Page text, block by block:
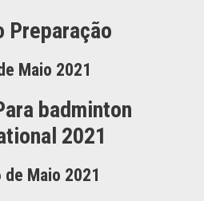
Preparação
Maio 2021
badminton
2021
de Maio 2021